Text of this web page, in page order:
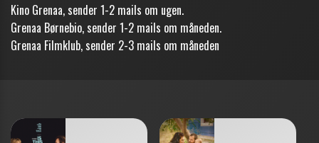
Kino Grenaa, sender 1-2 mails om ugen.
Grenaa Børnebio, sender 1-2 mails om måneden.
Grenaa Filmklub, sender 2-3 mails om måneden